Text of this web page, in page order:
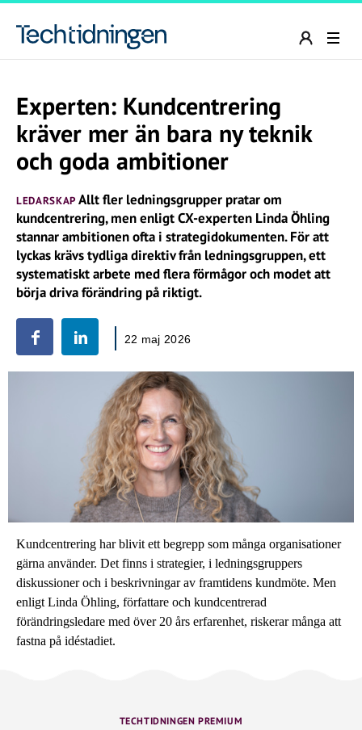
Experten: Kundcentrering
kräver mer än bara ny teknik
och goda ambitioner
LEDARSKAP Allt fler ledningsgrupper pratar om
kundcentrering, men enligt CX-experten Linda Öhling
stannar ambitionen ofta i strategidokumenten. För att
lyckas krävs tydliga direktiv från ledningsgruppen, ett
systematiskt arbete med flera förmågor och modet att
börja driva förändring på riktigt.
22 maj 2026
Kundcentrering har blivit ett begrepp som många organisationer
gärna använder. Det finns i strategier, i ledningsgruppers
diskussioner och i beskrivningar av framtidens kundmöte. Men
enligt Linda Öhling, författare och kundcentrerad
förändringsledare med över 20 års erfarenhet, riskerar många att
fastna på idéstadiet.
TECHTIDNINGEN PREMIUM